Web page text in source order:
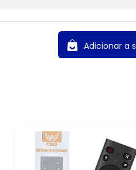
Adicionar a